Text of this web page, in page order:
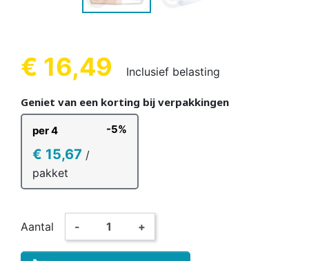
€ 16,49 Inclusief belasting
Geniet van een korting bij verpakkingen
per 4 -5%
€ 15,67 /
pakket
Aantal - +